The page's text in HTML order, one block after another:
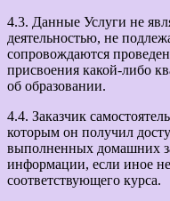
4.3. Данные Услуги не
деятельностью, не
сопровождаются
присвоения какой-либо
об образовании.
4.4. Заказчик
которым он получил
выполненных домашних
информации, если иное
соответствующего курса.